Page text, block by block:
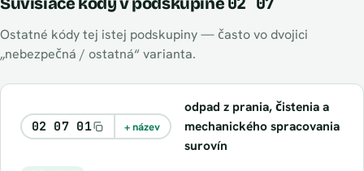
Ostatné kódy tej istej podskupiny — často vo dvojici
„nebezpečná / ostatná“ varianta.
02 07 01 + název
odpad z prania, čistenia a
mechanického spracovania
surovín